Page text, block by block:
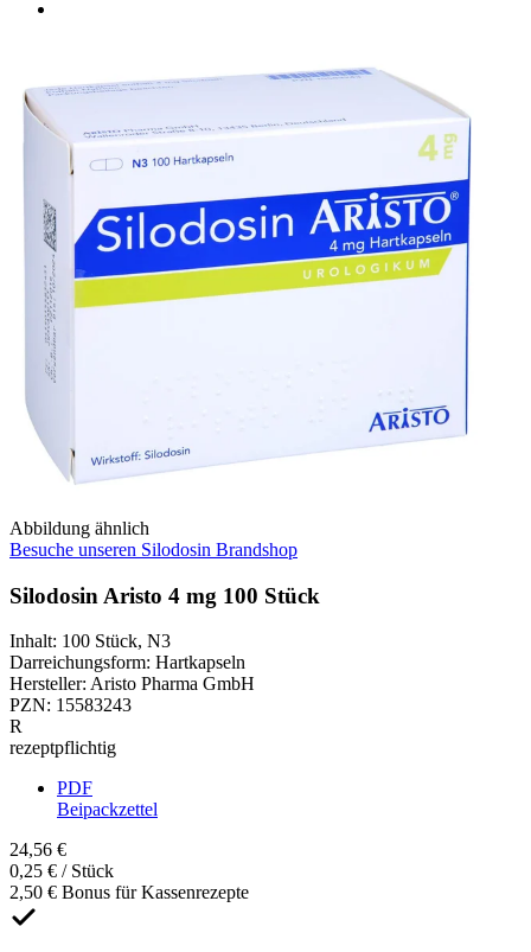
Abbildung ähnlich
Besuche unseren Silodosin Brandshop
Silodosin Aristo 4 mg 100 Stück
Inhalt: 100 Stück, N3
Darreichungsform: Hartkapseln
Hersteller: Aristo Pharma GmbH
PZN: 15583243
R
rezeptpflichtig
PDF
Beipackzettel
24,56 €
0,25 € / Stück
2,50 € Bonus für Kassenrezepte